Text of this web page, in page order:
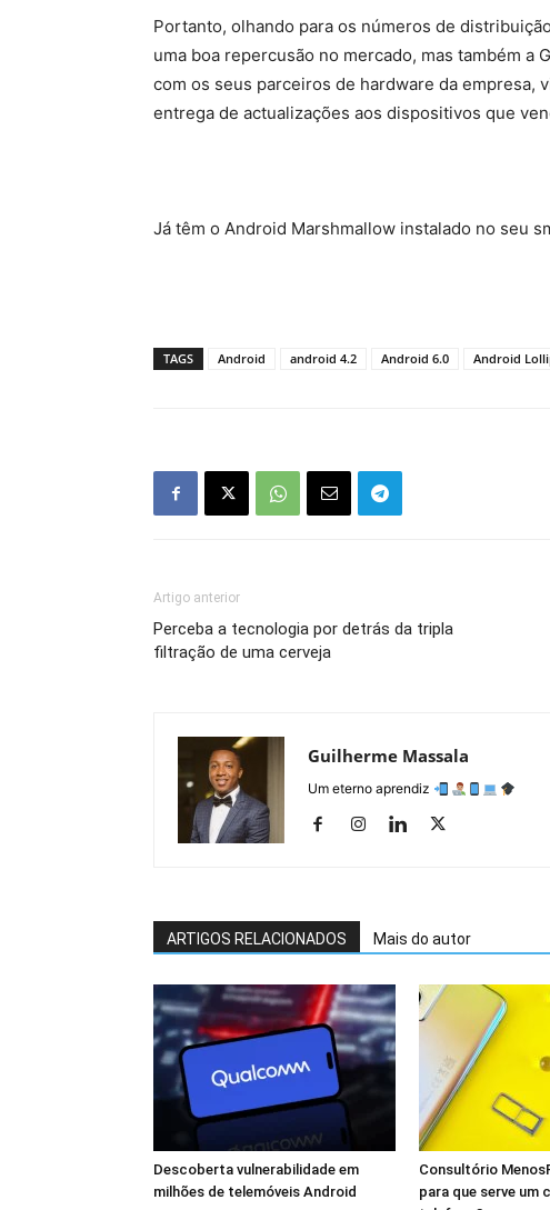
Portanto, olhando para os números de
uma boa repercusão no mercado, mas também a
com os seus parceiros de hardware da empresa,
entrega de actualizações aos dispositivos que
Já têm o Android Marshmallow instalado no seu
TAGS Android android 4.2 Android 6.0 Android
Artigo anterior
Perceba a tecnologia por detrás da tripla
filtração de uma cerveja
Guilherme Massala
Um eterno aprendiz
ARTIGOS RELACIONADOS Mais do autor
Descoberta vulnerabilidade em
milhões de telemóveis Android
Consultório
para que serve um